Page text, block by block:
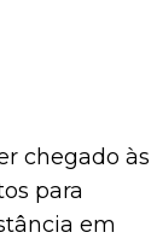
chegado às
para
em